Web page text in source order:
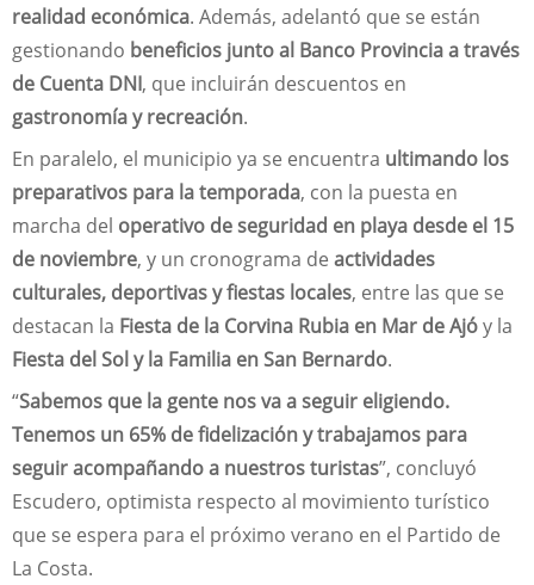
realidad económica. Además, adelantó que se están
gestionando beneficios junto al Banco Provincia a través
de Cuenta DNI, que incluirán descuentos en
gastronomía y recreación.
En paralelo, el municipio ya se encuentra ultimando los
preparativos para la temporada, con la puesta en
marcha del operativo de seguridad en playa desde el 15
de noviembre, y un cronograma de actividades
culturales, deportivas y fiestas locales, entre las que se
destacan la Fiesta de la Corvina Rubia en Mar de Ajóy la
Fiesta del Sol y la Familia en San Bernardo.
“Sabemos que la gente nos va a seguir eligiendo.
Tenemos un 65% de fidelización y trabajamos para
seguir acompañando a nuestros turistas”, concluyó
Escudero, optimista respecto al movimiento turístico
que se espera para el próximo verano en el Partido de
La Costa.